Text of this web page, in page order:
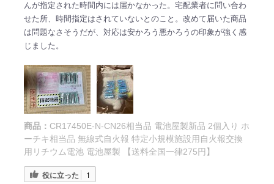
んが指定された時間内には届かなかった。宅配業者に問い合わ
せた所、時間指定はされていないとのこと。改めて届いた商品
は問題なさそうだが、対応は安かろう悪かろうの印象が強く感
じました。
商品： CR17450E-N-CN26相当品 電池屋製新品 2個入り ホ
ーチキ相当品 無線式自火報 特定小規模施設用自火報交換
用リチウム電池 電池屋製 【送料全国一律275円】
役に立った 1